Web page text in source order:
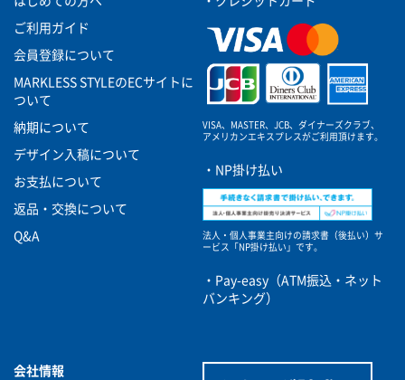
ご利用ガイド
会員登録について
MARKLESS STYLEのECサイトに
ついて
納期について
デザイン入稿について
お支払について
返品・交換について
Q&A
VISA、MASTER、JCB、ダイナーズクラブ、
アメリカンエキスプレスがご利用頂けます。
・NP掛け払い
法人・個人事業主向けの請求書（後払い）サ
ービス
「NP掛け払い」です。
・Pay-easy（ATM振込・ネット
バンキング）
会社情報